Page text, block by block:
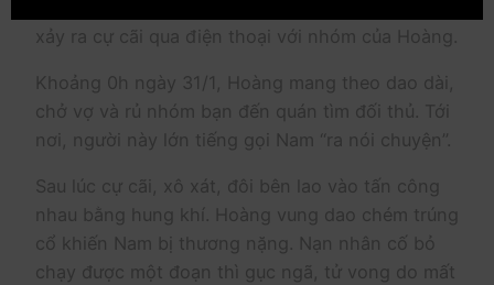
xảy ra cự cãi qua điện thoại với nhóm của Hoàng.
Khoảng 0h ngày 31/1, Hoàng mang theo dao dài,
chở vợ và rủ nhóm bạn đến quán tìm đối thủ. Tới
nơi, người này lớn tiếng gọi Nam “ra nói chuyện”.
Sau lúc cự cãi, xô xát, đôi bên lao vào tấn công
nhau bằng hung khí. Hoàng vung dao chém trúng
cổ khiến Nam bị thương nặng. Nạn nhân cố bỏ
chạy được một đoạn thì gục ngã, tử vong do mất